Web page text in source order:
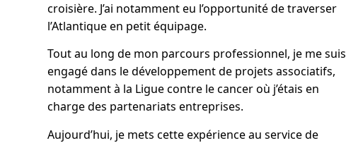
croisière. J’ai notamment eu l’opportunité de traverser
l’Atlantique en petit équipage.
Tout au long de mon parcours professionnel, je me suis
engagé dans le développement de projets associatifs,
notamment à la Ligue contre le cancer où j’étais en
charge des partenariats entreprises.
Aujourd’hui, je mets cette expérience au service de